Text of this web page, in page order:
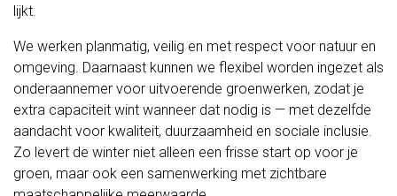
Voor
kinderen
Heerlijk
van
bij
lijkt.
We werken planmatig, veilig en met respect voor natuur en
omgeving. Daarnaast kunnen we flexibel worden ingezet als
onderaannemer voor uitvoerende groenwerken, zodat je
extra capaciteit wint wanneer dat nodig is — met dezelfde
aandacht voor kwaliteit, duurzaamheid en sociale inclusie.
Zo levert de winter niet alleen een frisse start op voor je
groen, maar ook een samenwerking met zichtbare